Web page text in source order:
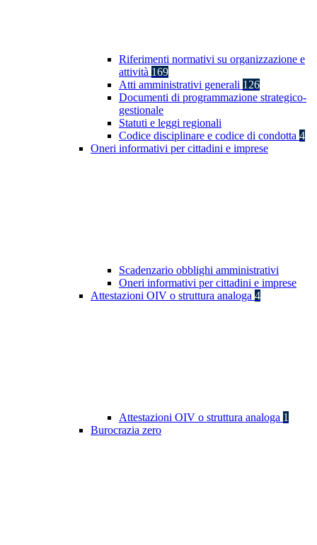
Riferimenti normativi su organizzazione e
attività 169
Atti amministrativi generali 126
Documenti di programmazione strategico-
gestionale
Statuti e leggi regionali
Codice disciplinare e codice di condotta 4
Oneri informativi per cittadini e imprese
Scadenzario obblighi amministrativi
Oneri informativi per cittadini e imprese
Attestazioni OIV o struttura analoga 4
Attestazioni OIV o struttura analoga 1
Burocrazia zero